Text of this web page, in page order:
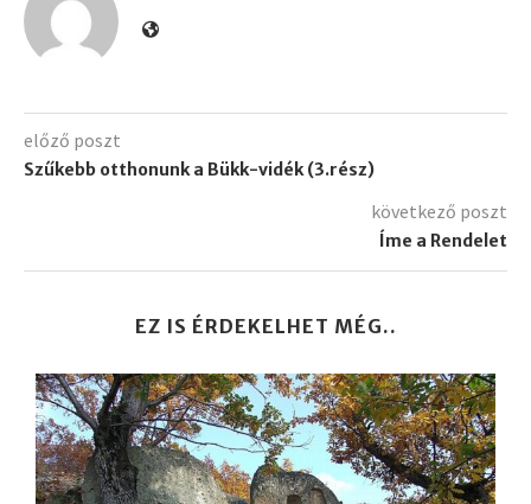
előző poszt
Szűkebb otthonunk a Bükk-vidék (3.rész)
következő poszt
Íme a Rendelet
EZ IS ÉRDEKELHET MÉG..